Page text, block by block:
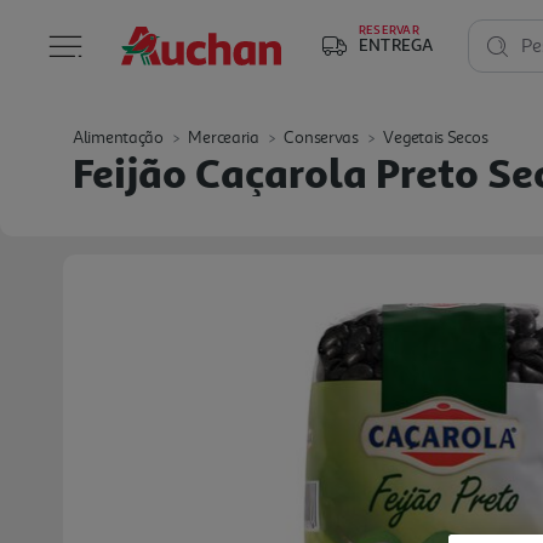
RESERVAR
ENTREGA
Alimentação Mercearia Conservas Vegetais Secos
Feijão Caçarola Preto